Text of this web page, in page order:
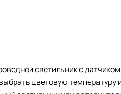
светильник с
цветовую температуру